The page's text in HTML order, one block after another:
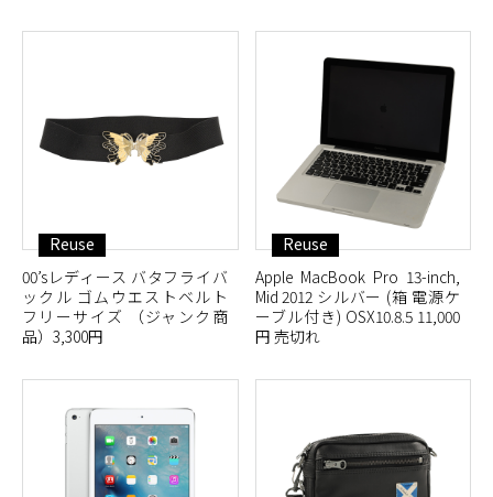
Reuse
00’sレディース バタフライバ
ックル ゴムウエストベルト
フリーサイズ （ジャンク商
品）3,300円
Reuse
Apple MacBook Pro 13-inch,
Mid 2012 シルバー (箱 電源ケ
ーブル付き) OSX10.8.5 11,000
円 売切れ